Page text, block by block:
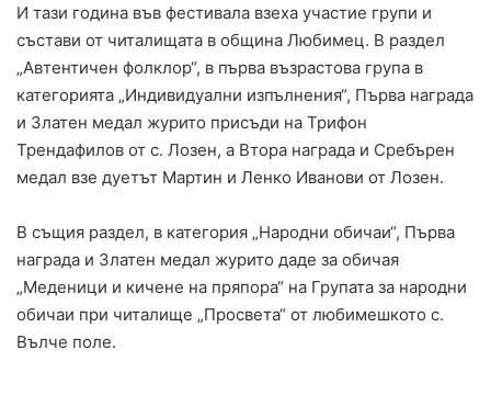
И тази година във фестивала взеха участие групи и
състави от читалищата в община Любимец. В раздел
„Автентичен фолклор“, в първа възрастова група в
категорията „Индивидуални изпълнения“, Първа награда
и Златен медал журито присъди на Трифон
Трендафилов от с. Лозен, а Втора награда и Сребърен
медал взе дуетът Мартин и Ленко Иванови от Лозен.
В същия раздел, в категория „Народни обичаи“, Първа
награда и Златен медал журито даде за обичая
„Меденици и кичене на пряпора“ на Групата за народни
обичаи при читалище „Просвета“ от любимешкото с.
Вълче поле.